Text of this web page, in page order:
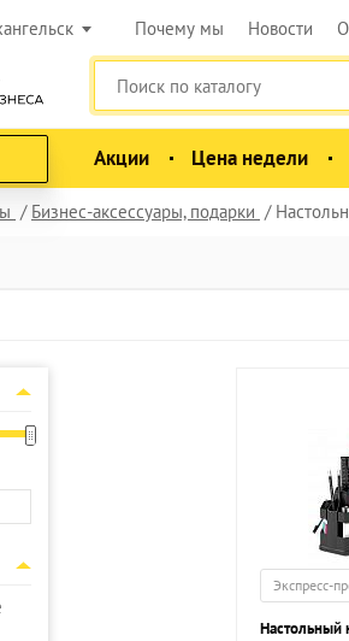
Почему мы Новости
Акции Цена недели
Бизнес-аксессуары, подарки
Экспресс-
Настольный